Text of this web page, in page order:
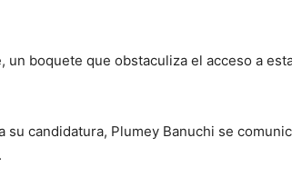
boquete que obstaculiza el acceso a
candidatura, Plumey Banuchi se